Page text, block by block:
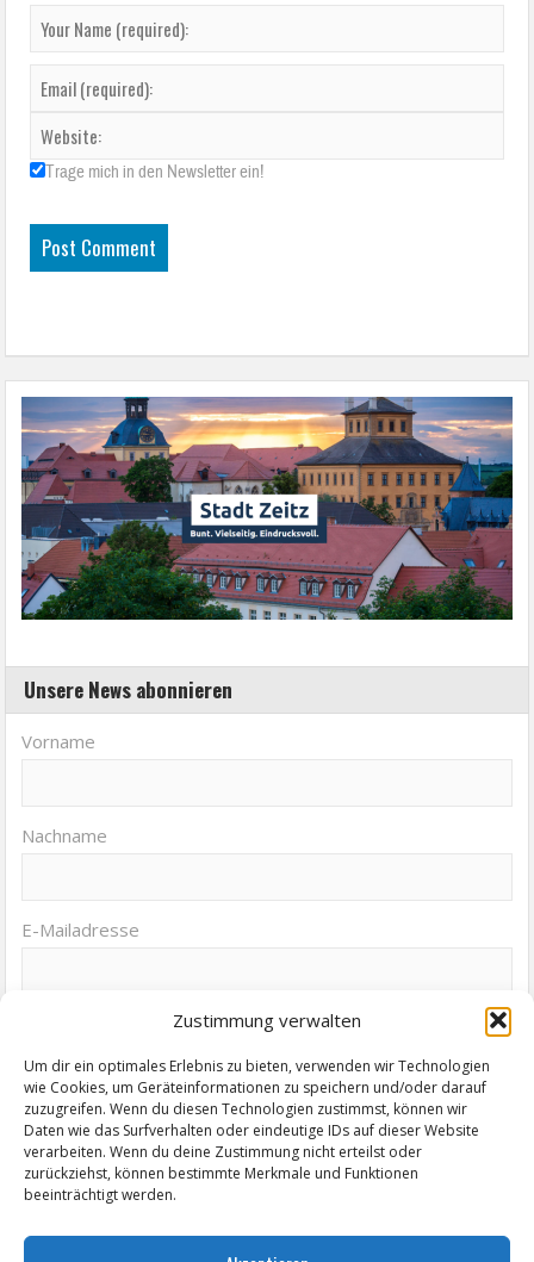
Zustimmung verwalten
Um dir ein optimales Erlebnis zu bieten, verwenden wir Technologien
wie Cookies, um Geräteinformationen zu speichern und/oder darauf
zuzugreifen. Wenn du diesen Technologien zustimmst, können wir
Daten wie das Surfverhalten oder eindeutige IDs auf dieser Website
verarbeiten. Wenn du deine Zustimmung nicht erteilst oder
zurückziehst, können bestimmte Merkmale und Funktionen
beeinträchtigt werden.
Trage mich in den Newsletter ein!
Unsere News abonnieren
Vorname
Nachname
E-Mailadresse
Termine von Zeitz.de
KABINETTAUSSTELLUNG "Elisabeth Voigt (1893 - 1977) Malerin.
Holzschneiderin und Lithographin aus Leipzig"
Protest! Wie weit gehen für die eigenen Ideale? Der Fall Brüsewitz heute.